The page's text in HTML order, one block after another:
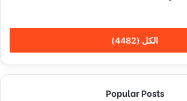
الكل (4482)
Popular Posts